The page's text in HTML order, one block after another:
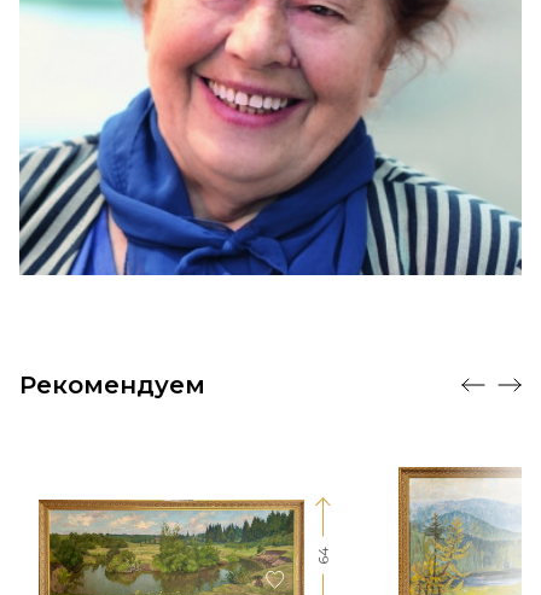
Рекомендуем
64